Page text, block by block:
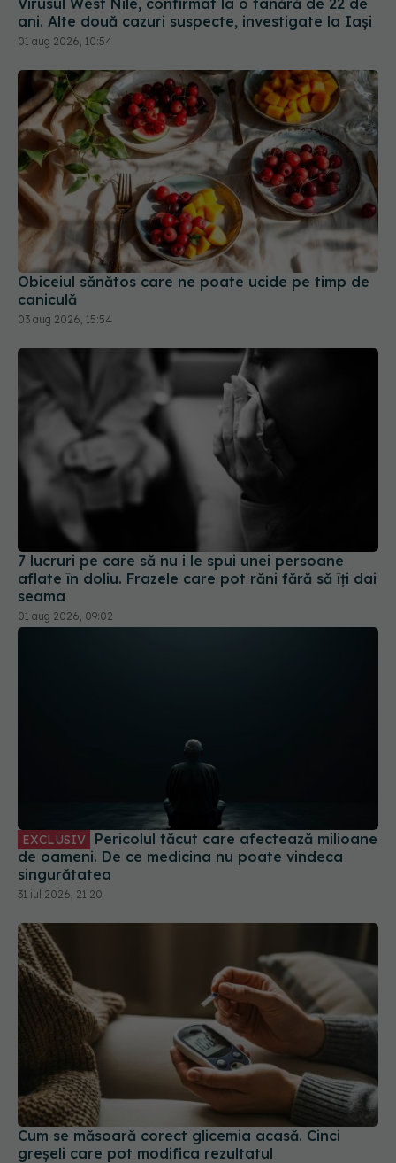
ani. Alte două cazuri suspecte, investigate la Iași
01 aug 2026, 10:54
Obiceiul sănătos care ne poate ucide pe timp de
caniculă
03 aug 2026, 15:54
7 lucruri pe care să nu i le spui unei persoane
aflate în doliu. Frazele care pot răni fără să îți dai
seama
01 aug 2026, 09:02
EXCLUSIV
de oameni. De ce medicina nu poate vindeca
singurătatea
31 iul 2026, 21:20
Cum se măsoară corect glicemia acasă. Cinci
greșeli care pot modifica rezultatul